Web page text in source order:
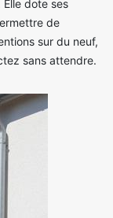
dote ses
de
sur du neuf,
sans attendre.